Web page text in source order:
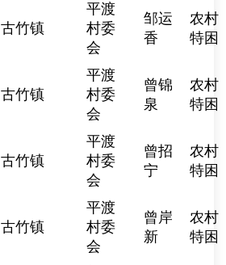
古竹镇
平渡
村委
会
邹运
香
农村
特困
古竹镇
平渡
村委
会
曾锦
泉
农村
特困
古竹镇
平渡
村委
会
曾招
宁
农村
特困
古竹镇
平渡
村委
会
曾岸
新
农村
特困